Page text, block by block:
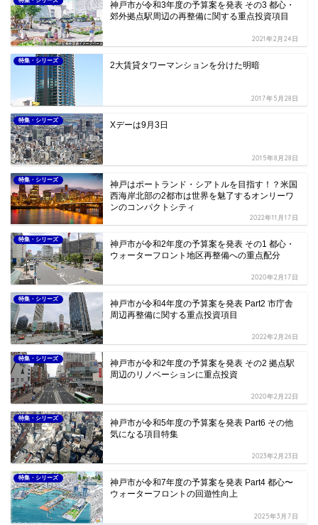
神戸市が令和3年度の予算案を発表 その3 都心・
郊外拠点駅周辺の再整備に関する重点投資項目
2021年2月24日
特集・シリーズ 2大賃貸タワーマンションを分けた明暗
2017年5月28日
特集・シリーズ Xデーは9月3日
2015年8月28日
特集・シリーズ
神戸はポートランド・シアトルを目指す！？米国
西海岸北部の2都市は世界を魅了するオンリーワ
ンのコンパクトシティ
2022年11月17日
特集・シリーズ
神戸市が令和2年度の予算案を発表 その1 都心・
ウォーターフロント地区再整備への重点配分
2020年2月17日
特集・シリーズ
神戸市が令和4年度の予算案を発表 Part2 市庁舎
周辺再整備に関する重点投資項目
2022年2月26日
特集・シリーズ
神戸市が令和2年度の予算案を発表 その2 拠点駅
周辺のリノベーションに重点投資
2020年2月22日
特集・シリーズ
神戸市が令和5年度の予算案を発表 Part6 その他
気になる項目特集
2023年2月23日
特集・シリーズ
神戸市が令和7年度の予算案を発表 Part4 都心〜
ウォーターフロントの回遊性向上
2025年3月7日